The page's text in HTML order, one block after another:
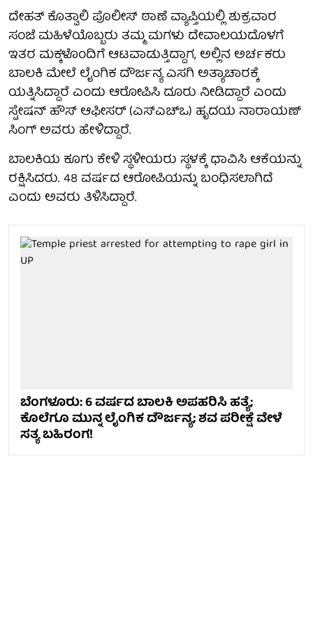
ದೇಹತ್ ಕೊತ್ವಾಲಿ ಪೊಲೀಸ್ ಠಾಣೆ ವ್ಯಾಪ್ತಿಯಲ್ಲಿ ಶುಕ್ರವಾರ
ಸಂಜೆ ಮಹಿಳೆಯೊಬ್ಬರು ತಮ್ಮ ಮಗಳು ದೇವಾಲಯದೊಳಗೆ
ಇತರ ಮಕ್ಕಳೊಂದಿಗೆ ಆಟವಾಡುತ್ತಿದ್ದಾಗ, ಅಲ್ಲಿನ ಅರ್ಚಕರು
ಬಾಲಕಿ ಮೇಲೆ ಲೈಂಗಿಕ ದೌರ್ಜನ್ಯ ಎಸಗಿ ಅತ್ಯಾಚಾರಕ್ಕೆ
ಯತ್ನಿಸಿದ್ದಾರೆ ಎಂದು ಆರೋಪಿಸಿ ದೂರು ನೀಡಿದ್ದಾರೆ ಎಂದು
ಸ್ಟೇಷನ್ ಹೌಸ್ ಆಫೀಸರ್ (ಎಸ್‌ಎಚ್‌ಒ) ಹೃದಯ ನಾರಾಯಣ್
ಸಿಂಗ್ ಅವರು ಹೇಳಿದ್ದಾರೆ.
ಬಾಲಕಿಯ ಕೂಗು ಕೇಳಿ ಸ್ಥಳೀಯರು ಸ್ಥಳಕ್ಕೆ ಧಾವಿಸಿ ಆಕೆಯನ್ನು
ರಕ್ಷಿಸಿದರು. 48 ವರ್ಷದ ಆರೋಪಿಯನ್ನು ಬಂಧಿಸಲಾಗಿದೆ
ಎಂದು ಅವರು ತಿಳಿಸಿದ್ದಾರೆ.
ಬೆಂಗಳೂರು: 6 ವರ್ಷದ ಬಾಲಕಿ ಅಪಹರಿಸಿ ಹತ್ಯೆ;
ಕೊಲೆಗೂ ಮುನ್ನ ಲೈಂಗಿಕ ದೌರ್ಜನ್ಯ; ಶವ ಪರೀಕ್ಷೆ ವೇಳೆ
ಸತ್ಯ ಬಹಿರಂಗ!